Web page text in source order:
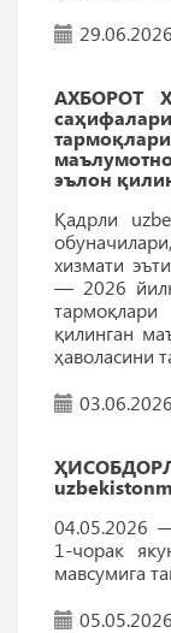
29.06.2026
АХБОРОТ
эълон
Қадрли
хизмати
— 2026
қилинган
ҳаволасини
03.06.2026
1-чорак
мавсумига
05.05.2026